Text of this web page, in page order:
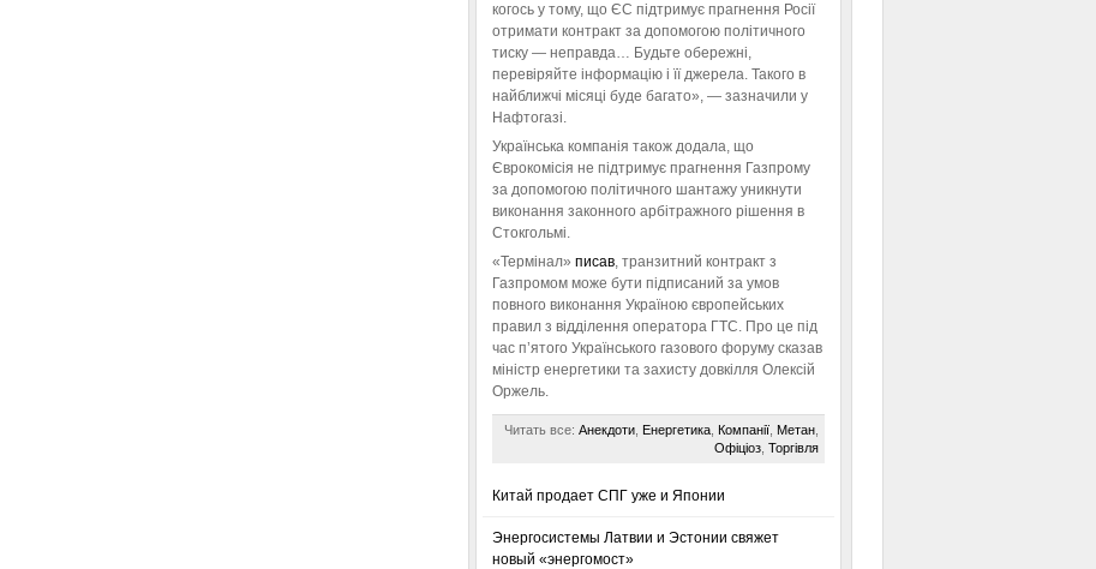
когось у тому, що ЄС підтримує прагнення Росії
отримати контракт за допомогою політичного
тиску — неправда… Будьте обережні,
перевіряйте інформацію і її джерела. Такого в
найближчі місяці буде багато», — зазначили у
Нафтогазі.
Українська компанія також додала, що
Єврокомісія не підтримує прагнення Газпрому
за допомогою політичного шантажу уникнути
виконання законного арбітражного рішення в
Стокгольмі.
«Термінал» писав, транзитний контракт з
Газпромом може бути підписаний за умов
повного виконання Україною європейських
правил з відділення оператора ГТС. Про це під
час п’ятого Українського газового форуму сказав
міністр енергетики та захисту довкілля Олексій
Оржель.
Читать все: Анекдоти, Енергетика, Компанії, Метан,
Офіціоз, Торгівля
Китай продает СПГ уже и Японии
Энергосистемы Латвии и Эстонии свяжет
новый «энергомост»